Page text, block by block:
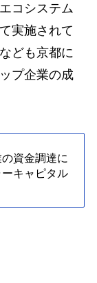
コシステム
実施されて
ども京都に
プ企業の成
資金調達に
キャピタル